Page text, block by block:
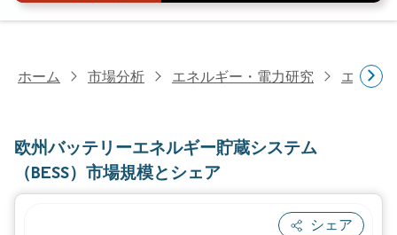
ホーム 市場分析 エネルギー・電力研究 エネル
欧州バッテリーエネルギー貯蔵システム
（BESS）市場規模とシェア
シェア